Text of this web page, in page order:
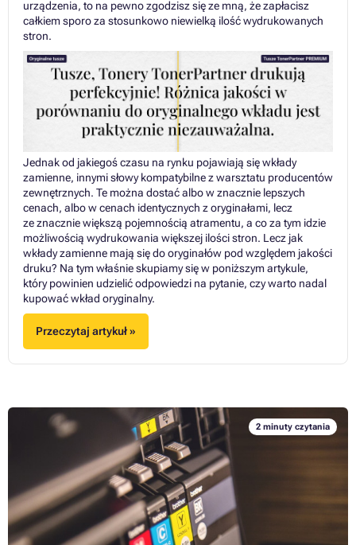
urządzenia, to na pewno zgodzisz się ze mną, że zapłacisz
całkiem sporo za stosunkowo niewielką ilość wydrukowanych
stron.
Jednak od jakiegoś czasu na rynku pojawiają się wkłady
zamienne, innymi słowy kompatybilne z warsztatu producentów
zewnętrznych. Te można dostać albo w znacznie lepszych
cenach, albo w cenach identycznych z oryginałami, lecz
ze znacznie większą pojemnością atramentu, a co za tym idzie
możliwością wydrukowania większej ilości stron. Lecz jak
wkłady zamienne mają się do oryginałów pod względem jakości
druku? Na tym właśnie skupiamy się w poniższym artykule,
który powinien udzielić odpowiedzi na pytanie, czy warto nadal
kupować wkład oryginalny.
Przeczytaj artykuł »
2 minuty czytania